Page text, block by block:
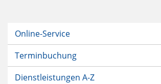
Online-Service
Terminbuchung
Dienstleistungen A-Z